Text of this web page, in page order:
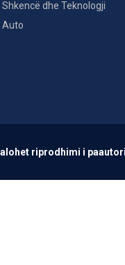
Shkencë dhe Teknologji
Auto
riprodhimi i